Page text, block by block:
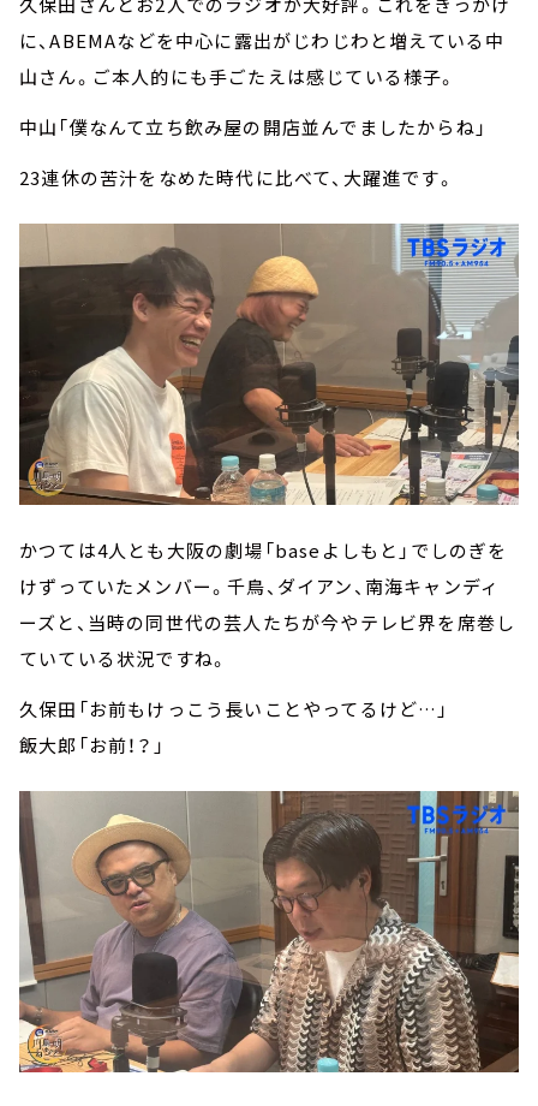
に、ABEMAなどを中心に露出がじわじわと増えている中
山さん。ご本人的にも手ごたえは感じている様子。
中山「僕なんて立ち飲み屋の開店並んでましたからね」
23連休の苦汁をなめた時代に比べて、大躍進です。
かつては4人とも大阪の劇場「baseよしもと」でしのぎを
けずっていたメンバー。千鳥、ダイアン、南海キャンディ
ーズと、当時の同世代の芸人たちが今やテレビ界を席巻し
ていている状況ですね。
久保田「お前もけっこう長いことやってるけど…」
飯大郎「お前！？」